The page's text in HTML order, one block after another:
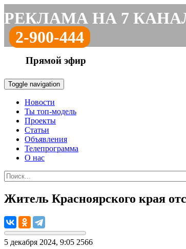
РЕКЛАМА НА 7
2-900-444
Прямой эфир
Toggle navigation
Новости
Ты топ-модель
Проекты
Статьи
Объявления
Телепрограмма
О нас
Житель Красноярского края
5 декабря 2024, 9:05 2566